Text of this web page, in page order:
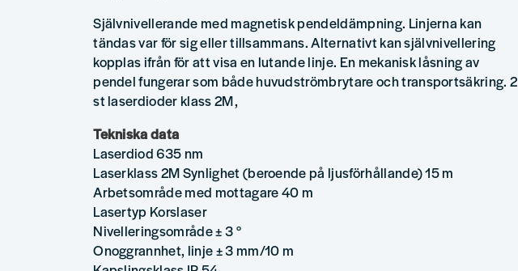
Självnivellerande med magnetisk pendeldämpning. Linjerna kan
tändas var för sig eller tillsammans. Alternativt kan självnivellering
kopplas ifrån för att visa en lutande linje. En mekanisk låsning av
pendel fungerar som både huvudströmbrytare och transportsäkring. 2
st laserdioder klass 2M,
Tekniska data
Laserdiod 635 nm
Laserklass 2M Synlighet (beroende på ljusförhållande) 15 m
Arbetsområde med mottagare 40 m
Lasertyp Korslaser
Nivelleringsområde ± 3 °
Onoggrannhet, linje ± 3 mm/10 m